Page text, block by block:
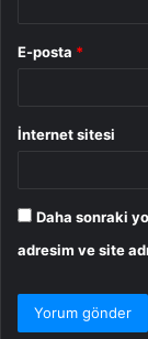
E-posta *
İnternet sitesi
Daha sonraki
adresim ve site